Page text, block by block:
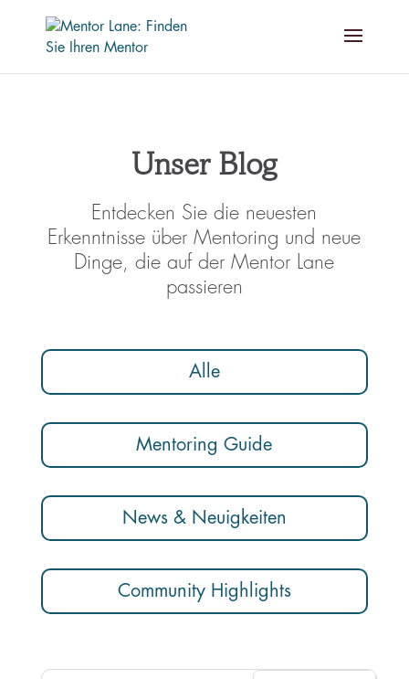
Unser Blog
Entdecken Sie die neuesten
Erkenntnisse über Mentoring und neue
Dinge, die auf der Mentor Lane
passieren
Alle
Mentoring Guide
News & Neuigkeiten
Community Highlights